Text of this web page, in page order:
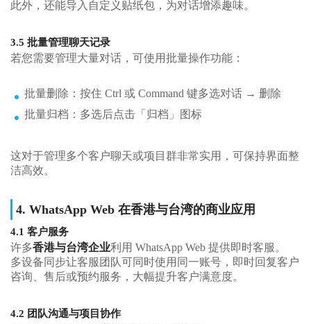
此外，还能导入自定义贴纸包，为对话增添趣味。
3.5 批量管理聊天记录
若您需要管理大量对话，可使用批量操作功能：
批量删除：按住 Ctrl 或 Command 键多选对话 → 删除
批量归档：多选后点击「归档」图标
这对于管理多个客户聊天或项目群非常实用，可保持界面整
洁高效。
4. WhatsApp Web 在香港与台湾的商业应用
4.1 客户服务
许多香港与台湾企业利用 WhatsApp Web 提供即时客服。
多设备同步让客服团队可同时使用同一账号，即时回复客户
咨询、售后或预约服务，大幅提升客户满意度。
4.2 团队沟通与项目协作